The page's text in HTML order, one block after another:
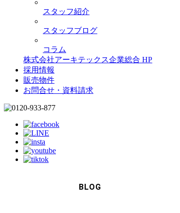
スタッフ紹介
スタッフブログ
コラム
株式会社アーキテックス企業総合 HP
採用情報
販売物件
お問合せ・資料請求
BLOG